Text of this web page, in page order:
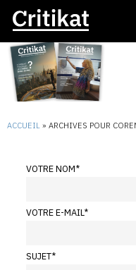
ACCUEIL » ARCHIVES POUR
VOTRE NOM*
VOTRE E-MAIL*
SUJET*